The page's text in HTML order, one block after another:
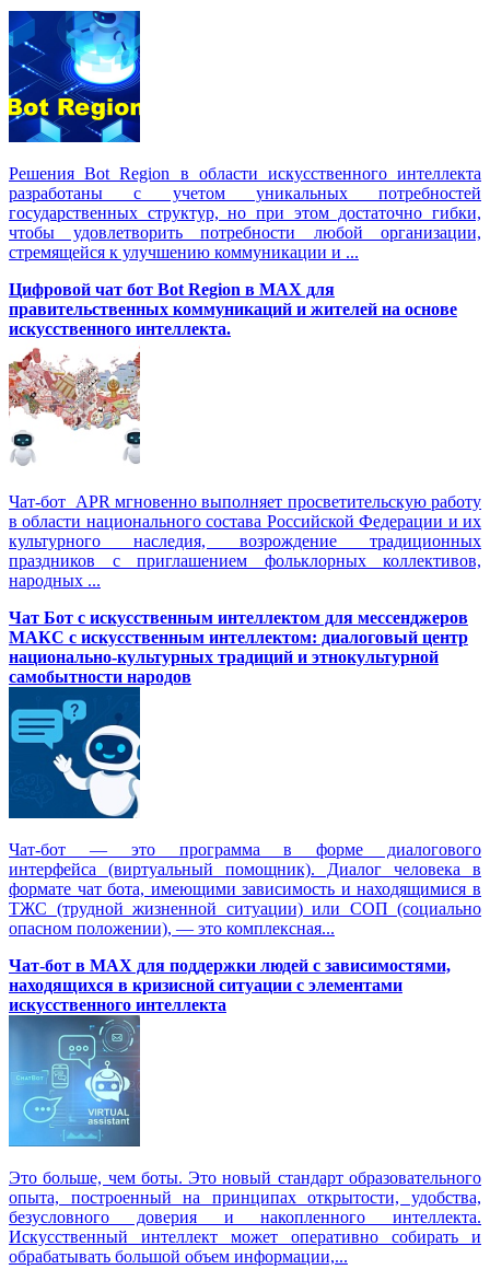
Решения Вot Region в области искусственного интеллекта
разработаны с учетом уникальных потребностей
государственных структур, но при этом достаточно гибки,
чтобы удовлетворить потребности любой организации,
стремящейся к улучшению коммуникации и ...
Цифровой чат бот Вot Region в MAX для
правительственных коммуникаций и жителей на основе
искусственного интеллекта.
Чат-бот APR мгновенно выполняет просветительскую работу
в области национального состава Российской Федерации и их
культурного наследия, возрождение традиционных
праздников с приглашением фольклорных коллективов,
народных ...
Чат Бот с искусственным интеллектом для мессенджеров
МАКС с искусственным интеллектом: диалоговый центр
национально-культурных традиций и этнокультурной
самобытности народов
Чат-бот — это программа в форме диалогового
интерфейса (виртуальный помощник). Диалог человека в
формате чат бота, имеющими зависимость и находящимися в
ТЖС (трудной жизненной ситуации) или СОП (социально
опасном положении), — это комплексная...
Чат-бот в MAX для поддержки людей с зависимостями,
находящихся в кризисной ситуации с элементами
искусственного интеллекта
Это больше, чем боты. Это новый стандарт образовательного
опыта, построенный на принципах открытости, удобства,
безусловного доверия и накопленного интеллекта.
Искусственный интеллект может оперативно собирать и
обрабатывать большой объем информации,...